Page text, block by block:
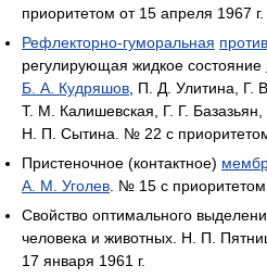
приоритетом от 15 апреля 1967 г.
Рефлекторно-гуморальная
регулирующая жидкое состояние
Б. А. Кудряшов , П. Д. Улитина, Г.
Т. М. Калишевская, Г. Г. Базазьян,
Н. П. Сытина. № 22 с
Пристеночное (контактное)
А. М. Уголев . № 15 с
Свойство оптимального
человека и животных. Н. П.
17 января 1961 г.